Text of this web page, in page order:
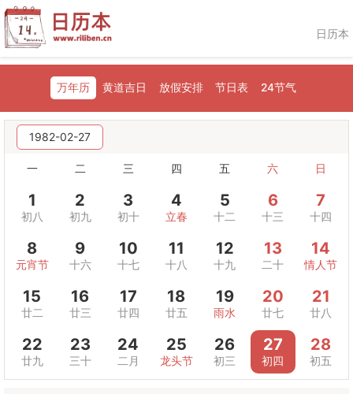
日历本
万年历 黄道吉日 放假安排 节日表 24节气
1982-02-27
一 二 三 四 五 六 日
1
初八
2
初九
3
初十
4
立春
5
十二
6
十三
7
十四
8
元宵节
9
十六
10
十七
11
十八
12
十九
13
二十
14
情人节
15
廿二
16
廿三
17
廿四
18
廿五
19
雨水
20
廿七
21
廿八
22
廿九
23
三十
24
二月
25
龙头节
26
初三
27
初四
28
初五